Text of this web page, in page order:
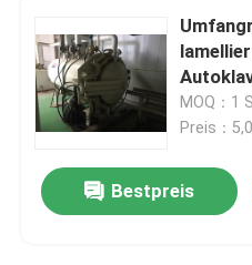
Öl feuerte Dampfkessel
Chemische Spalte
Chemikalienlager-
Φ3.2m
MOQ：1
Preis：
Bestpreis